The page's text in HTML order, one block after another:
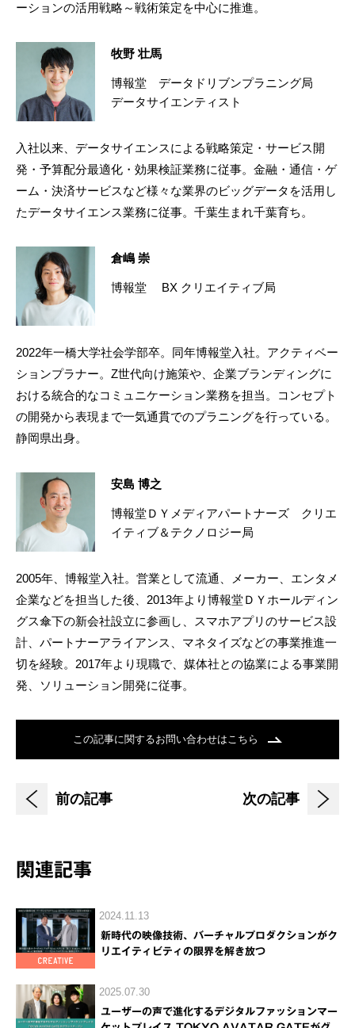
ーションの活用戦略～戦術策定を中心に推進。
牧野 壮馬
博報堂 データドリブンプラニング局
データサイエンティスト
入社以来、データサイエンスによる戦略策定・サービス開
発・予算配分最適化・効果検証業務に従事。金融・通信・ゲ
ーム・決済サービスなど様々な業界のビッグデータを活用し
たデータサイエンス業務に従事。千葉生まれ千葉育ち。
倉嶋 崇
博報堂 BX クリエイティブ局
2022年一橋大学社会学部卒。同年博報堂入社。アクティベー
ションプラナー。Z世代向け施策や、企業ブランディングに
おける統合的なコミュニケーション業務を担当。コンセプト
の開発から表現まで一気通貫でのプラニングを行っている。
静岡県出身。
安島 博之
博報堂ＤＹメディアパートナーズ クリエ
イティブ＆テクノロジー局
2005年、博報堂入社。営業として流通、メーカー、エンタメ
企業などを担当した後、2013年より博報堂ＤＹホールディン
グス傘下の新会社設立に参画し、スマホアプリのサービス設
計、パートナーアライアンス、マネタイズなどの事業推進一
切を経験。2017年より現職で、媒体社との協業による事業開
発、ソリューション開発に従事。
この記事に関するお問い合わせはこちら
前の記事 次の記事
関連記事
2024.11.13
新時代の映像技術、バーチャルプロダクションがク
リエイティビティの限界を解き放つ
2025.07.30
ユーザーの声で進化するデジタルファッションマー